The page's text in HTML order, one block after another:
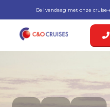
Bel vandaag met onze